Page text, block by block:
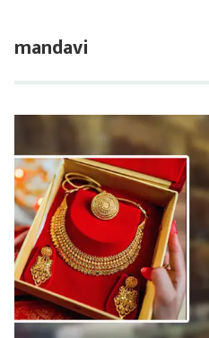
mandavi